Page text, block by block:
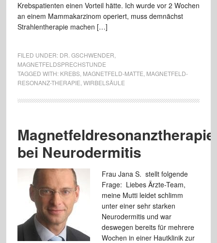
Krebspatienten einen Vorteil hätte. Ich wurde vor 2 Wochen
an einem Mammakarzinom operiert, muss demnächst
Strahlentherapie machen […]
FILED UNDER: DR. GSCHWENDER
MAGNETFELDSPRECHSTUNDE
TAGGED WITH: KREBS, MAGNETFELD-MATTE MAGNETFELD-
RESONANZ-THERAPIE WIRBELSÄULE
Magnetfeldresonanztherapie
bei Neurodermitis
Frau Jana S. stellt folgende
Frage: Liebes Ärzte-Team,
meine Mutti leidet schlimm
unter einer sehr starken
Neurodermitis und war
deswegen bereits für mehrere
Wochen in einer Hautklinik zur